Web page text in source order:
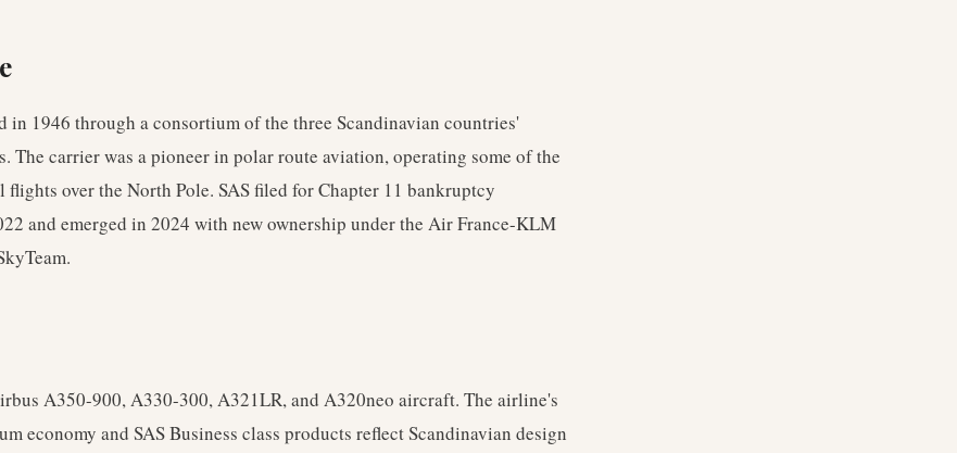
in 1946 through a consortium of the three Scandinavian countries'
The carrier was a pioneer in polar route aviation, operating some of the
flights over the North Pole. SAS filed for Chapter 11 bankruptcy
and emerged in 2024 with new ownership under the Air France-KLM
A350-900, A330-300, A321LR, and A320neo aircraft. The airline's
economy and SAS Business class products reflect Scandinavian design